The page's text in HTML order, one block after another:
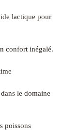
lactique pour
confort inégalé.
le domaine
poissons